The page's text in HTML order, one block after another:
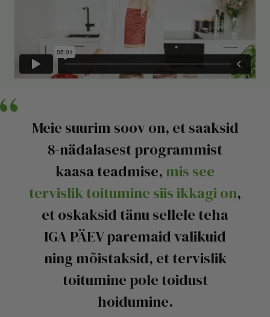
Meie suurim soov on, et saaksid
8-nädalasest programmist
kaasa teadmise, mis see
tervislik toitumine siis ikkagi on,
et oskaksid tänu sellele teha
IGA PÄEV paremaid valikuid
ning mõistaksid, et tervislik
toitumine pole toidust
hoidumine.